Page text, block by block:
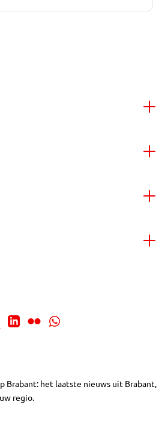
Brabant: het laatste nieuws uit Brabant,
regio.